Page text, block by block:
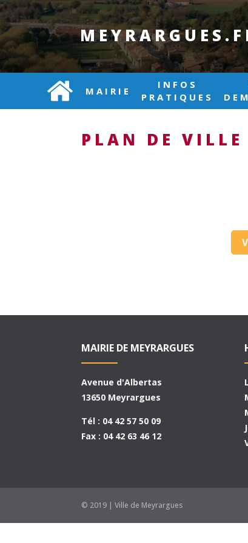
MAIRIE
INFOS
PRATIQUES
PLAN DE VILLE
MAIRIE DE MEYRARGUES
Avenue d'Albertas
13650 Meyrargues
Tél : 04 42 57 50 09
Fax : 04 42 63 46 12
© 2019 | Ville de Meyrargues